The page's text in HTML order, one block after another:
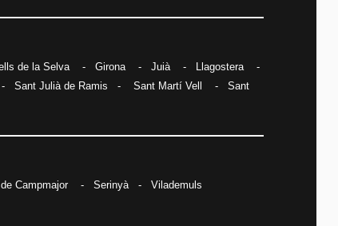
de la Selva- Girona- Juià- Llagostera-
Sant Julià de Ramis - Sant Martí Vell - Sant
Campmajor - Serinyà- Vilademuls